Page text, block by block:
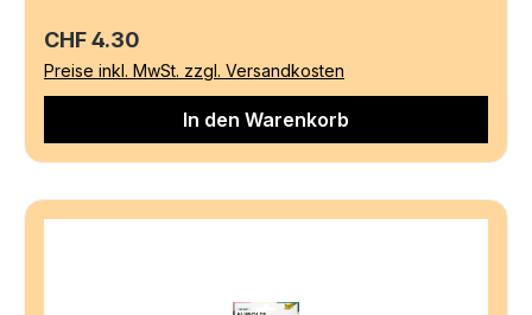
Regulärer Preis:
CHF 4.30
Preise inkl. MwSt. zzgl. Versandkosten
In den Warenkorb